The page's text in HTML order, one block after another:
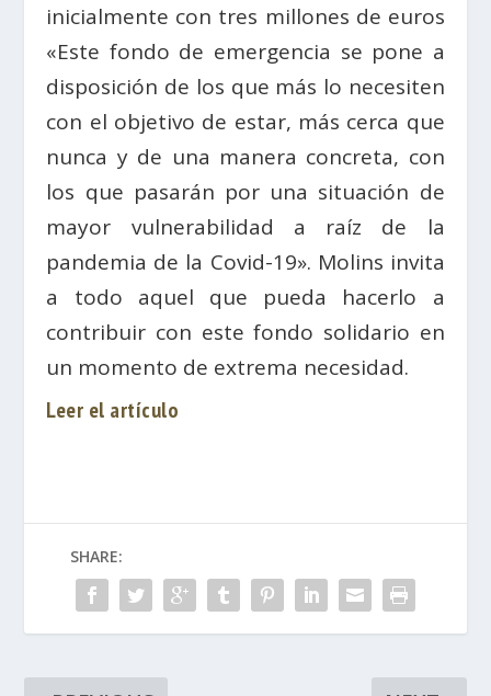
inicialmente con tres millones de euros
«Este fondo de emergencia se pone a
disposición de los que más lo necesiten
con el objetivo de estar, más cerca que
nunca y de una manera concreta, con
los que pasarán por una situación de
mayor vulnerabilidad a raíz de la
pandemia de la Covid-19». Molins invita
a todo aquel que pueda hacerlo a
contribuir con este fondo solidario en
un momento de extrema necesidad.
Leer el artículo
SHARE: